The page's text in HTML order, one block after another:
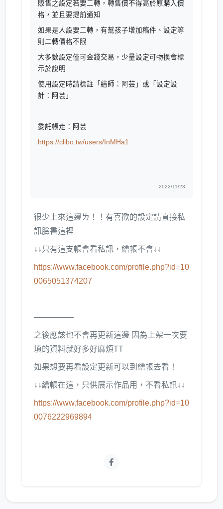
販售之設定若要二轉，轉售價不得高於原購入價
格，並且要提前通知
如果是人設要二轉，有幫孩子增加稿件、設定等
則二轉價格不限
大多數設定僅可金錢交易，少量設定可物換會標
示於說明
使用設定時請標註「繪師：阿芸」或「設定設
計：阿芸」
委託帳走：阿芸
https://clibo.tw/users/InMHa1
2022/11/23
很少上來這邊ㄌ！！有喜歡的設定請直接私
訊臉書這裡
↓↓只有這支帳會看私訊，繪帳不會↓↓
https://www.facebook.com/profile.php?id=10
0065051374207
—————
之後應該也不會再更新這邊 因為上架一次要
填的資料就好多好麻煩TT
如果想要再看設定更新可以到繪帳去看！
↓↓繪帳在這，只供展示作品用，不看私訊↓↓
https://www.facebook.com/profile.php?id=10
0076222969894